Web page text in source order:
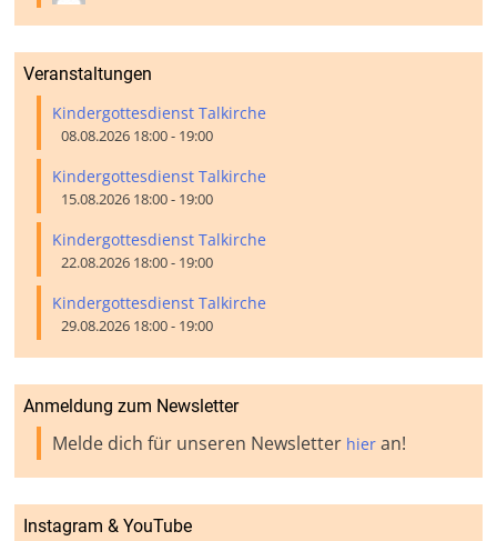
Veranstaltungen
Kindergottesdienst Talkirche
08.08.2026 18:00 - 19:00
Kindergottesdienst Talkirche
15.08.2026 18:00 - 19:00
Kindergottesdienst Talkirche
22.08.2026 18:00 - 19:00
Kindergottesdienst Talkirche
29.08.2026 18:00 - 19:00
Anmeldung zum Newsletter
Melde dich für unseren Newsletter hier an!
Instagram & YouTube